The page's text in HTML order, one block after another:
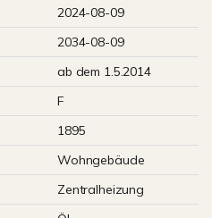
2024-08-09
2034-08-09
ab dem 1.5.2014
F
1895
Wohngebäude
Zentralheizung